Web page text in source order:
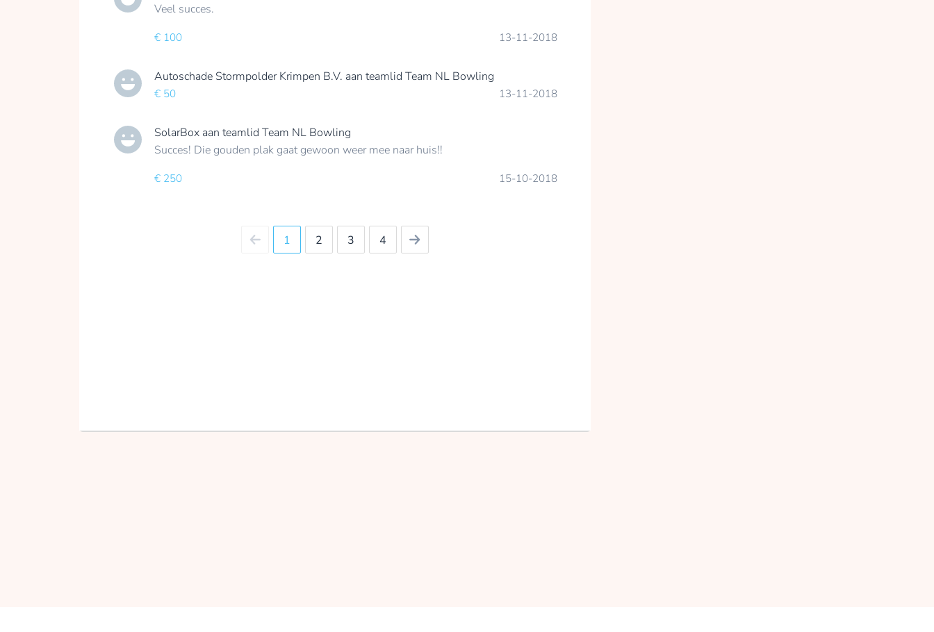
Veel succes.
€ 100 13-11-2018
Autoschade Stormpolder Krimpen B.V. aan teamlid Team NL Bowling
€ 50 13-11-2018
SolarBox aan teamlid Team NL Bowling
Succes! Die gouden plak gaat gewoon weer mee naar huis!!
€ 250 15-10-2018
1 2 3 4